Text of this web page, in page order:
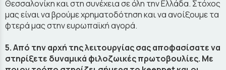
Θεσσαλονίκη και στη συνέχεια σε όλη την Ελλάδα. Στόχος
μας είναι να βρούμε χρηματοδότηση και να ανοίξουμε τα
φτερά μας στην ευρωπαϊκή αγορά.
5. Από την αρχή της λειτουργίας σας αποφασίσατε να
στηρίξετε δυναμικά φιλοζωικές πρωτοβουλίες. Με